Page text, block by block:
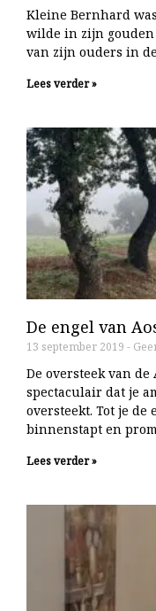
Kleine Bernhard
wilde in zijn
van zijn ouders in
Lees verder »
De engel van
13 september 2019
De oversteek van
spectaculair dat je
oversteekt. Tot je de
binnenstapt en
Lees verder »